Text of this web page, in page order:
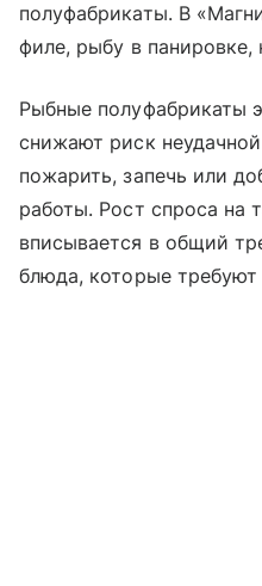
полуфабрикаты. В
филе, рыбу в
Рыбные полуфабрикаты
снижают риск
пожарить, запечь или
работы. Рост спроса на
вписывается в общий
блюда, которые